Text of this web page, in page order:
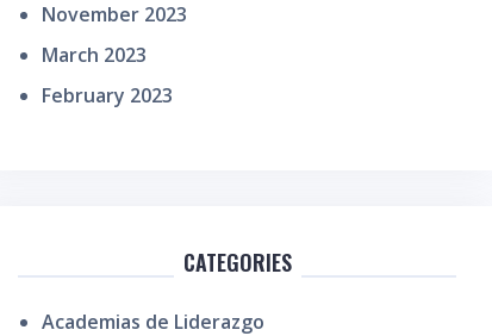
November 2023
March 2023
February 2023
CATEGORIES
Academias de Liderazgo